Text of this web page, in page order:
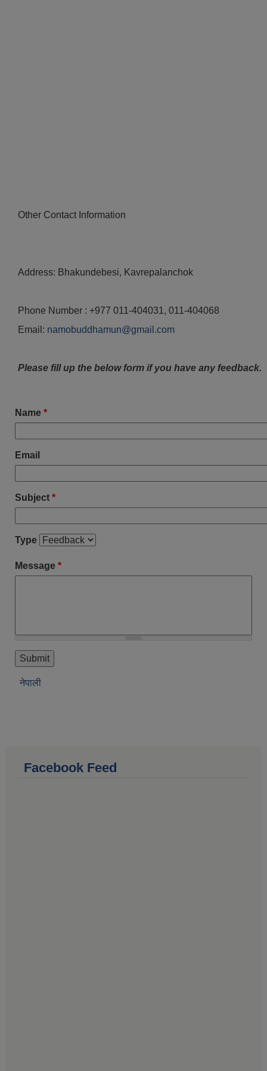
Other Contact Information
Address: Bhakundebesi, Kavrepalanchok
Phone Number : +977 011-404031, 011-404068
Email: namobuddhamun@gmail.com
Please fill up the below form if you have any feedback.
Name *
Email
Subject *
Type
Message *
नेपाली
Facebook Feed